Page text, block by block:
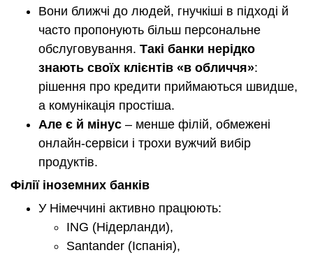
Вони ближчі до людей, гнучкіші в підході й
часто пропонують більш персональне
обслуговування. Такі банки нерідко
знають своїх клієнтів «в обличчя»:
рішення про кредити приймаються швидше,
а комунікація простіша.
Але є й мінус – менше філій, обмежені
онлайн-сервіси і трохи вужчий вибір
продуктів.
Філії іноземних банків
У Німеччині активно працюють:
ING (Нідерланди),
Santander (Іспанія),